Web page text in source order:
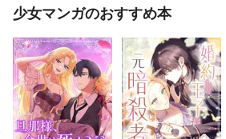
少女マンガのおすすめ本